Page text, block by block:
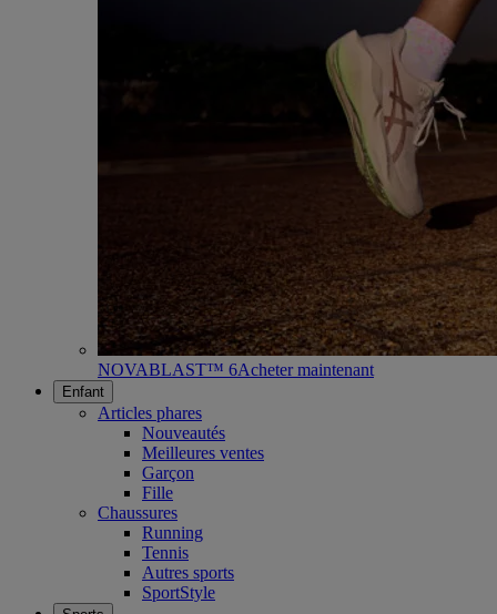
NOVABLAST™ 6Acheter maintenant
Enfant
Articles phares
Nouveautés
Meilleures ventes
Garçon
Fille
Chaussures
Running
Tennis
Autres sports
SportStyle